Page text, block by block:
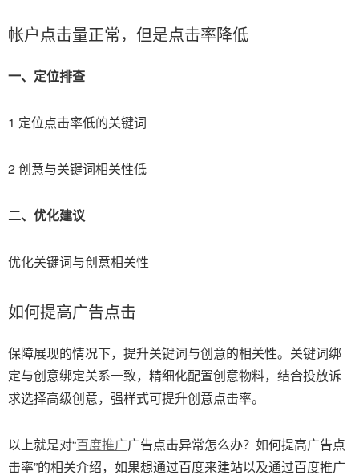
帐户点击量正常，但是点击率降低
一、定位排查
1 定位点击率低的关键词
2 创意与关键词相关性低
二、优化建议
优化关键词与创意相关性
如何提高广告点击
保障展现的情况下，提升关键词与创意的相关性。关键词绑
定与创意绑定关系一致，精细化配置创意物料，结合投放诉
求选择高级创意，强样式可提升创意点击率。
以上就是对“百度推广广告点击异常怎么办？如何提高广告点
击率”的相关介绍，如果想通过百度来建站以及通过百度推广